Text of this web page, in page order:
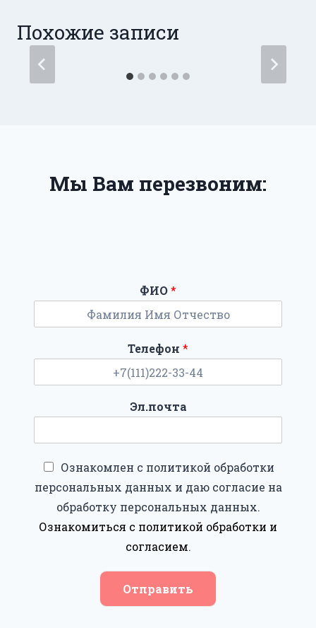
Похожие записи
Мы Вам перезвоним:
ФИО*
Телефон *
Эл.почта
Ознакомлен с политикой обработки
персональных данных и даю согласие на
обработку персональных данных.
Ознакомиться с политикой обработки и
согласием.
Отправить